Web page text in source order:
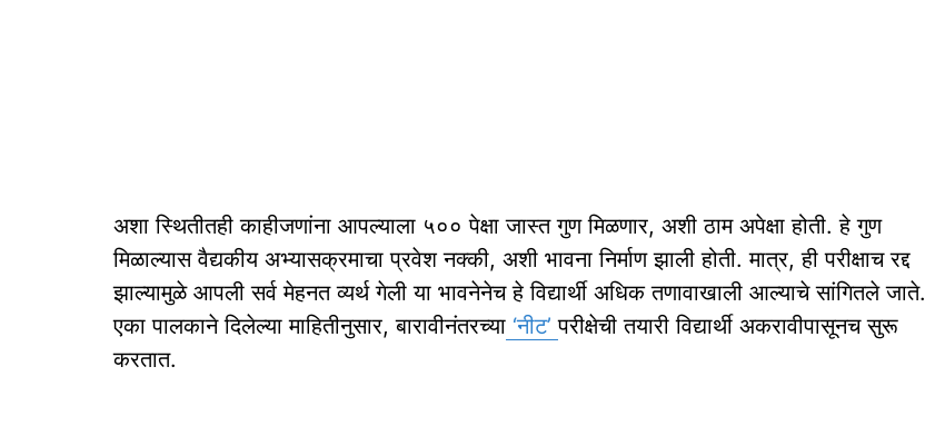
अशा स्‍थितीतही काहीजणांना आपल्‍याला ५०० पेक्षा जास्‍त गुण मिळणार, अशी ठाम अपेक्षा होती. हे गुण
मिळाल्‍यास वैद्यकीय अभ्‍यासक्रमाचा प्रवेश नक्‍की, अशी भावना निर्माण झाली होती. मात्र, ही परीक्षाच रद्द
झाल्‍यामुळे आपली सर्व मेहनत व्‍यर्थ गेली या भावनेनेच हे विद्यार्थी अधिक तणावाखाली आल्‍याचे सांगितले जाते.
एका पालकाने दिलेल्‍या माहितीनुसार, बारावीनंतरच्‍या ‘नीट’परीक्षेची तयारी विद्यार्थी अकरावीपासूनच सुरू
करतात.